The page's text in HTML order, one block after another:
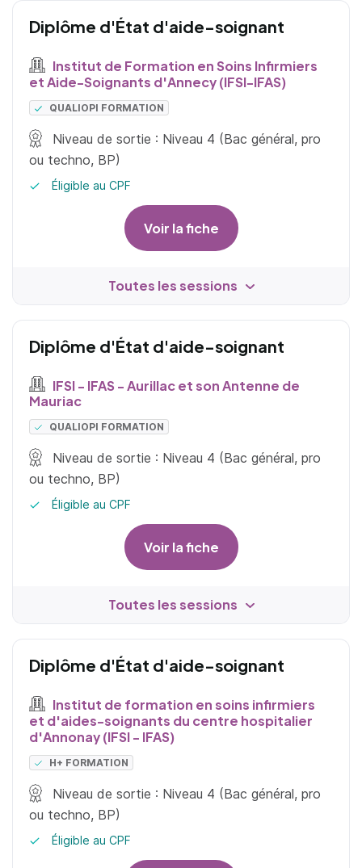
Diplôme d'État d'aide-soignant
Institut de Formation en Soins Infirmiers
et Aide-Soignants d'Annecy (IFSI-IFAS)
QUALIOPI FORMATION
Niveau de sortie : Niveau 4 (Bac général, pro
ou techno, BP)
Éligible au CPF
Voir la fiche
Toutes les sessions
Diplôme d'État d'aide-soignant
IFSI - IFAS - Aurillac et son Antenne de
Mauriac
QUALIOPI FORMATION
Niveau de sortie : Niveau 4 (Bac général, pro
ou techno, BP)
Éligible au CPF
Voir la fiche
Toutes les sessions
Diplôme d'État d'aide-soignant
Institut de formation en soins infirmiers
et d'aides-soignants du centre hospitalier
d'Annonay (IFSI - IFAS)
H+ FORMATION
Niveau de sortie : Niveau 4 (Bac général, pro
ou techno, BP)
Éligible au CPF